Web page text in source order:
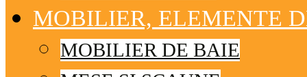
MOBILIER, ELEMENTE
MOBILIER DE BAIE